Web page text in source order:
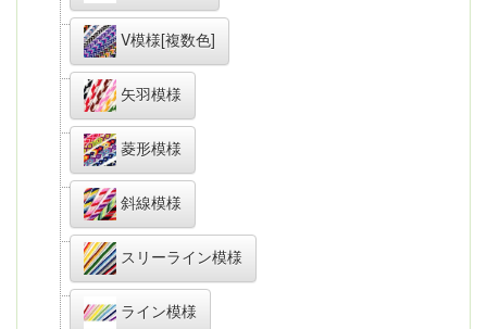
V模様[複数色]
矢羽模様
菱形模様
斜線模様
スリーライン模様
ライン模様